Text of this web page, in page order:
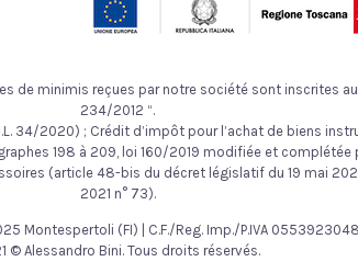
de minimis reçues par notre société sont inscrites
234/2012 “.
34/2020) ; Crédit d’impôt pour l’achat de biens
198 à 209, loi 160/2019 modifiée et
(article 48-bis du décret législatif du 19 mai
2021 n° 73).
Montespertoli (FI) | C.F./Reg. Imp./P.IVA
© Alessandro Bini. Tous droits réservés.